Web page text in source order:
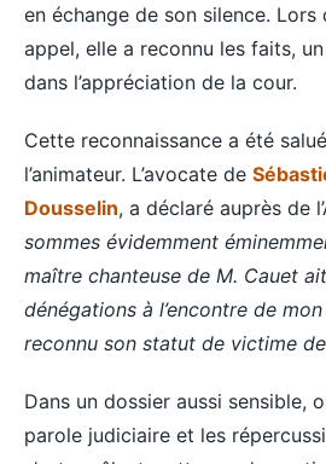
en échange de son silence. Lors
appel, elle a reconnu les faits,
dans l’appréciation de la cour.
Cette reconnaissance a été
l’animateur. L’avocate de
Dousselin, a déclaré auprès de
sommes évidemment
maître chanteuse de M. Cauet
dénégations à l’encontre de
reconnu son statut de victime
Dans un dossier aussi sensible,
parole judiciaire et les